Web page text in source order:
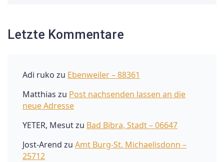
Letzte Kommentare
Adi ruko zu Ebenweiler – 88361
Matthias zu Post nachsenden lassen an die
neue Adresse
YETER, Mesutzu Bad Bibra, Stadt – 06647
Jost-Arend zu Amt Burg-St. Michaelisdonn –
25712